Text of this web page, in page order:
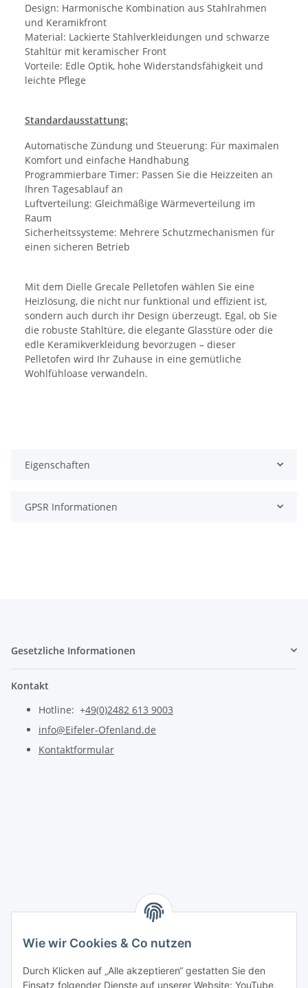
Design: Harmonische Kombination aus Stahlrahmen
und Keramikfront
Material: Lackierte Stahlverkleidungen und schwarze
Stahltür mit keramischer Front
Vorteile: Edle Optik, hohe Widerstandsfähigkeit und
leichte Pflege
Standardausstattung:
Automatische Zündung und Steuerung: Für maximalen
Komfort und einfache Handhabung
Programmierbare Timer: Passen Sie die Heizzeiten an
Ihren Tagesablauf an
Luftverteilung: Gleichmäßige Wärmeverteilung im
Raum
Sicherheitssysteme: Mehrere Schutzmechanismen für
einen sicheren Betrieb
Mit dem Dielle Grecale Pelletofen wählen Sie eine
Heizlösung, die nicht nur funktional und effizient ist,
sondern auch durch ihr Design überzeugt. Egal, ob Sie
die robuste Stahltüre, die elegante Glasstüre oder die
edle Keramikverkleidung bevorzugen – dieser
Pelletofen wird Ihr Zuhause in eine gemütliche
Wohlfühloase verwandeln.
Eigenschaften
GPSR Informationen
Gesetzliche Informationen
Kontakt
Hotline: +49(0)2482 613 9003
info@Eifeler-Ofenland.de
Kontaktformular
Wie wir Cookies & Co nutzen
Durch Klicken auf „Alle akzeptieren“ gestatten Sie den
Einsatz folgender Dienste auf unserer Website: YouTube,